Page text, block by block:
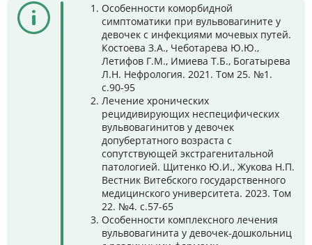
Особенности коморбидной
симптоматики при вульвовагините у
девочек с инфекциями мочевых путей.
Костоева З.А., Чеботарева Ю.Ю.,
Летифов Г.М., Имиева Т.Б., Богатырева
Л.Н. Нефрология. 2021. Том 25. №1.
с.90-95
Лечение хронических
рецидивирующих неспецифических
вульвовагинитов у девочек
допубертатного возраста с
сопутствующей экстрагенитальной
патологией. Щитенко Ю.И., Жукова Н.П.
Вестник Витебского государственного
медицинского университета. 2023. Том
22. №4. с.57-65
Особенности комплексного лечения
вульвовагинита у девочек-дошкольниц